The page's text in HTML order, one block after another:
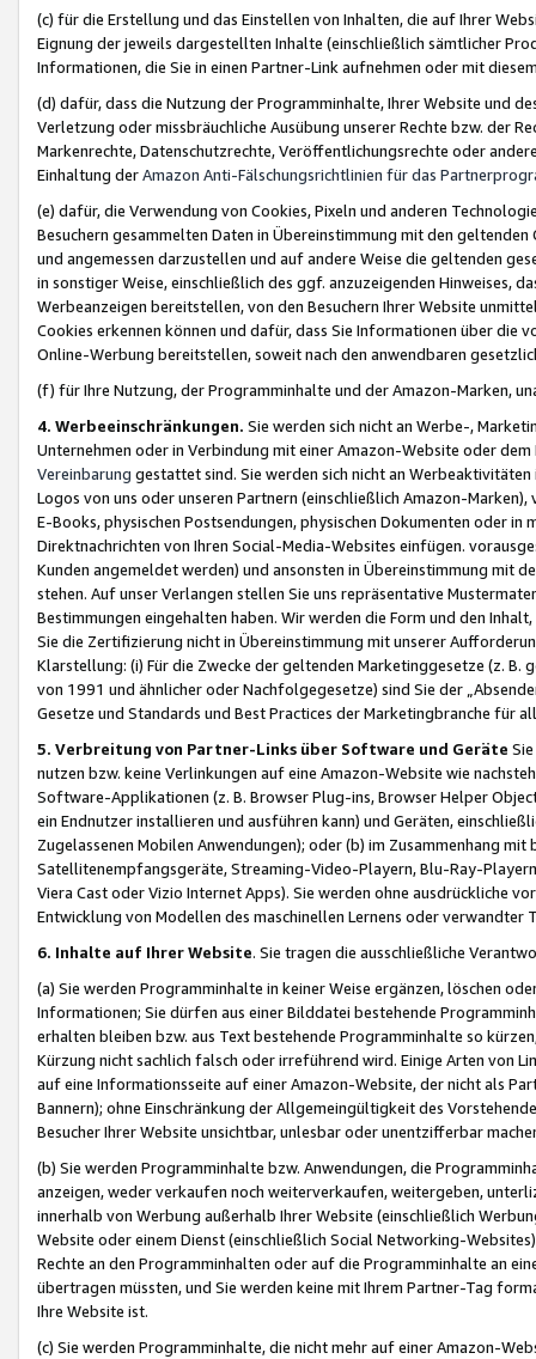
(c) für die Erstellung und das Einstellen von Inhalten, die auf Ihrer
Eignung der jeweils dargestellten Inhalte (einschließlich sämtlicher
Informationen, die Sie in einen Partner-Link aufnehmen oder mit
(d) dafür, dass die Nutzung der Programminhalte, Ihrer Website und
Verletzung oder missbräuchliche Ausübung unserer Rechte bzw. der
Markenrechte, Datenschutzrechte, Veröffentlichungsrechte oder
Einhaltung derAmazon Anti-Fälschungsrichtlinien für das
(e) dafür, die Verwendung von Cookies, Pixeln und anderen
Besuchern gesammelten Daten in Übereinstimmung mit den
und angemessen darzustellen und auf andere Weise die geltenden
in sonstiger Weise, einschließlich des ggf. anzuzeigenden Hinweises,
Werbeanzeigen bereitstellen, von den Besuchern Ihrer Website
Cookies erkennen können und dafür, dass Sie Informationen über die
Online-Werbung bereitstellen, soweit nach den anwendbaren
(f) für Ihre Nutzung, der Programminhalte und der Amazon-Marken,
4. Werbeeinschränkungen. Sie werden sich nicht an Werbe-,
Unternehmen oder in Verbindung mit einer Amazon-Website oder
Vereinbarung gestattet sind. Sie werden sich nicht an
Logos von uns oder unseren Partnern (einschließlich Amazon-
E-Books, physischen Postsendungen, physischen Dokumenten oder in
Direktnachrichten von Ihren Social-Media-Websites einfügen.
Kunden angemeldet werden) und ansonsten in Übereinstimmung mit
stehen. Auf unser Verlangen stellen Sie uns repräsentative
Bestimmungen eingehalten haben. Wir werden die Form und den
Sie die Zertifizierung nicht in Übereinstimmung mit unserer
Klarstellung: (i) Für die Zwecke der geltenden Marketinggesetze (z. B.
von 1991 und ähnlicher oder Nachfolgegesetze) sind Sie der
Gesetze und Standards und Best Practices der Marketingbranche für
5. Verbreitung von Partner-Links über Software und Geräte
nutzen bzw. keine Verlinkungen auf eine Amazon-Website wie
Software-Applikationen (z. B. Browser Plug-ins, Browser Helper
ein Endnutzer installieren und ausführen kann) und Geräten,
Zugelassenen Mobilen Anwendungen); oder (b) im Zusammenhang
Satellitenempfangsgeräte, Streaming-Video-Playern, Blu-Ray-
Viera Cast oder Vizio Internet Apps). Sie werden ohne ausdrückliche
Entwicklung von Modellen des maschinellen Lernens oder
6. Inhalte auf Ihrer Website. Sie tragen die ausschließliche
(a) Sie werden Programminhalte in keiner Weise ergänzen, löschen
Informationen; Sie dürfen aus einer Bilddatei bestehende
erhalten bleiben bzw. aus Text bestehende Programminhalte so
Kürzung nicht sachlich falsch oder irreführend wird. Einige Arten von
auf eine Informationsseite auf einer Amazon-Website, der nicht als
Bannern); ohne Einschränkung der Allgemeingültigkeit des
Besucher Ihrer Website unsichtbar, unlesbar oder unentzifferbar
(b) Sie werden Programminhalte bzw. Anwendungen, die
anzeigen, weder verkaufen noch weiterverkaufen, weitergeben,
innerhalb von Werbung außerhalb Ihrer Website (einschließlich
Website oder einem Dienst (einschließlich Social Networking-
Rechte an den Programminhalten oder auf die Programminhalte an
übertragen müssten, und Sie werden keine mit Ihrem Partner-Tag
Ihre Website ist.
(c) Sie werden Programminhalte, die nicht mehr auf einer Amazon-